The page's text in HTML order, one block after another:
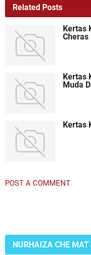
Related Posts
Kertas
Cheras
Kertas
Muda
Kertas
POST A COMMENT
NURHAIZA CHE MAT